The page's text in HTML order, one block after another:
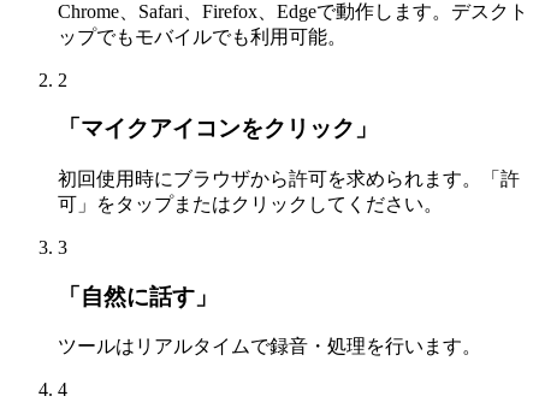
Chrome、Safari、Firefox、Edgeで動作します。デスクト
ップでもモバイルでも利用可能。
2
「マイクアイコンをクリック」
初回使用時にブラウザから許可を求められます。「許
可」をタップまたはクリックしてください。
3
「自然に話す」
ツールはリアルタイムで録音・処理を行います。
4